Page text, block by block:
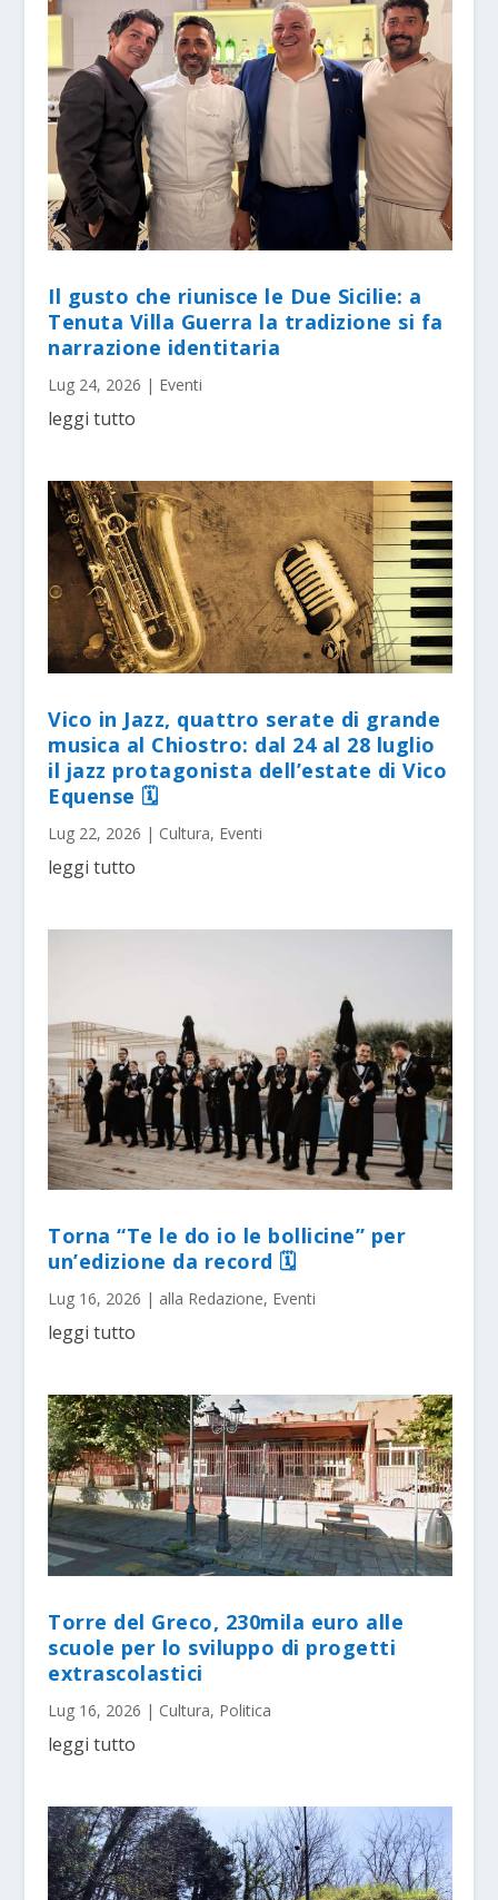
Il gusto che riunisce le Due Sicilie: a
Tenuta Villa Guerra la tradizione si fa
narrazione identitaria
Lug 24, 2026 | Eventi
leggi tutto
Vico in Jazz, quattro serate di grande
musica al Chiostro: dal 24 al 28 luglio
il jazz protagonista dell’estate di Vico
Equense 🗓
Lug 22, 2026 | Cultura, Eventi
leggi tutto
Torna “Te le do io le bollicine” per
un’edizione da record 🗓
Lug 16, 2026 | alla Redazione, Eventi
leggi tutto
Torre del Greco, 230mila euro alle
scuole per lo sviluppo di progetti
extrascolastici
Lug 16, 2026 | Cultura, Politica
leggi tutto